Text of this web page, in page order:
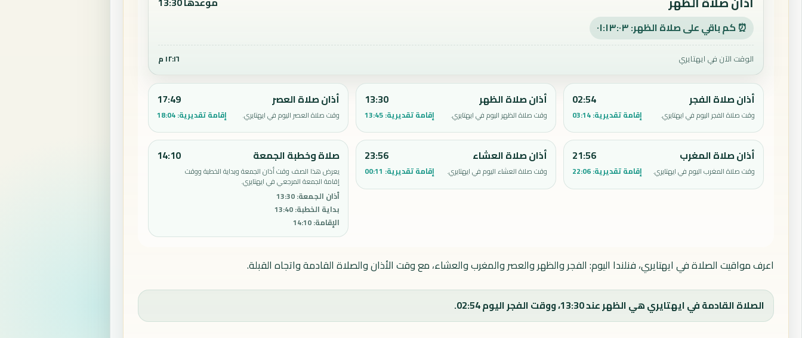
⏰ كم باقي على صلاة الظهر: ٠١:١٣:٠٢
الوقت الآن في ايهتايري ١٢:١٦ م
أذان صلاة الفجر
وقت صلاة الفجر اليوم في ايهتايري.
02:54
إقامة تقديرية:03:14
أذان صلاة الظهر
وقت صلاة الظهر اليوم في ايهتايري.
13:30
إقامة تقديرية:13:45
أذان صلاة العصر
وقت صلاة العصر اليوم في ايهتايري.
17:49
إقامة تقديرية:18:04
أذان صلاة المغرب
وقت صلاة المغرب اليوم في ايهتايري.
21:56
إقامة تقديرية:22:06
أذان صلاة العشاء
وقت صلاة العشاء اليوم في ايهتايري.
23:56
إقامة تقديرية: 00:11
صلاة وخطبة الجمعة
يعرض هذا الصف وقت أذان الجمعة وبداية الخطبة ووقت
إقامة الجمعة المرجعي في ايهتايري.
أذان الجمعة:
13:30
بداية الخطبة:
13:40
الإقامة:
14:10
14:10
اعرف مواقيت الصلاة في ايهتايري، فنلندا اليوم: الفجر والظهر والعصر والمغرب والعشاء، مع وقت الأذان والصلاة القادمة واتجاه القبلة.
الصلاة القادمة في ايهتايري هي الظهر عند 13:30، ووقت الفجر اليوم 02:54.